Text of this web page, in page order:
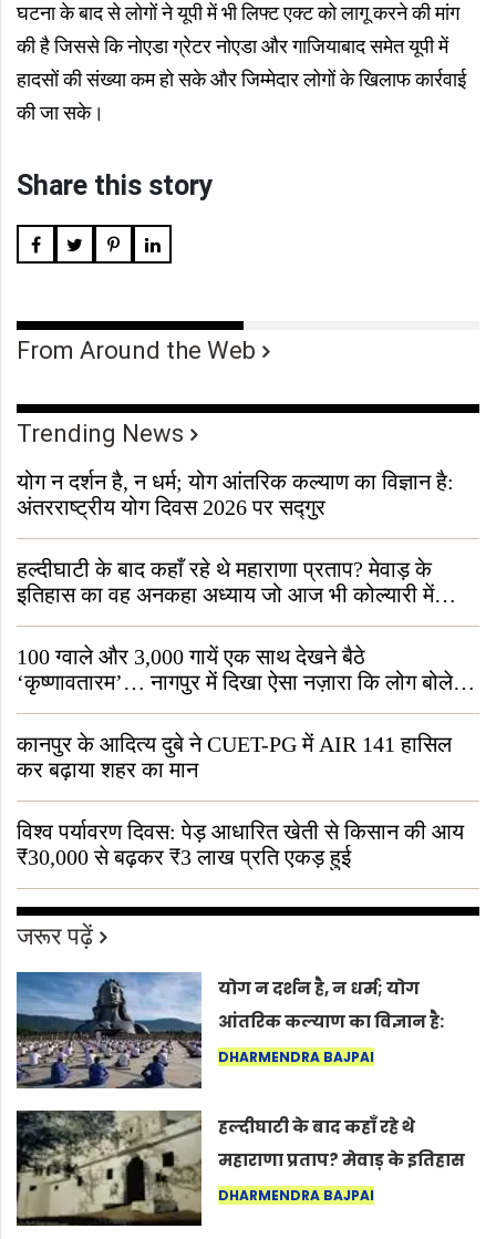
घटना के बाद से लोगों ने यूपी में भी लिफ्ट एक्ट को लागू करने की मांग
की है जिससे कि नोएडा ग्रेटर नोएडा और गाजियाबाद समेत यूपी में
हादसों की संख्या कम हो सके और जिम्मेदार लोगों के खिलाफ कार्रवाई
की जा सके।
Share this story
From Around the Web
Trending News
योग न दर्शन है, न धर्म; योग आंतरिक कल्याण का विज्ञान है:
अंतरराष्ट्रीय योग दिवस 2026 पर सद्गुर
हल्दीघाटी के बाद कहाँ रहे थे महाराणा प्रताप? मेवाड़ के
इतिहास का वह अनकहा अध्याय जो आज भी कोल्यारी में
जीवित है
100 ग्वाले और 3,000 गायें एक साथ देखने बैठे
‘कृष्णावतारम’… नागपुर में दिखा ऐसा नज़ारा कि लोग बोले,
“ऐसा तो सिर्फ़ कृष्ण ही कर सकते हैं”
कानपुर के आदित्य दुबे ने CUET-PG में AIR 141 हासिल
कर बढ़ाया शहर का मान
विश्व पर्यावरण दिवस: पेड़ आधारित खेती से किसान की आय
₹30,000 से बढ़कर ₹3 लाख प्रति एकड़ हुई
जरूर पढ़ें
योग न दर्शन है, न धर्म; योग
आंतरिक कल्याण का विज्ञान है:
अंतरराष्ट्रीय योग दिवस 2026 पर
DHARMENDRA BAJPAI
हल्दीघाटी के बाद कहाँ रहे थे
महाराणा प्रताप? मेवाड़ के इतिहास
का वह अनकहा अध्याय जो आज भी
DHARMENDRA BAJPAI